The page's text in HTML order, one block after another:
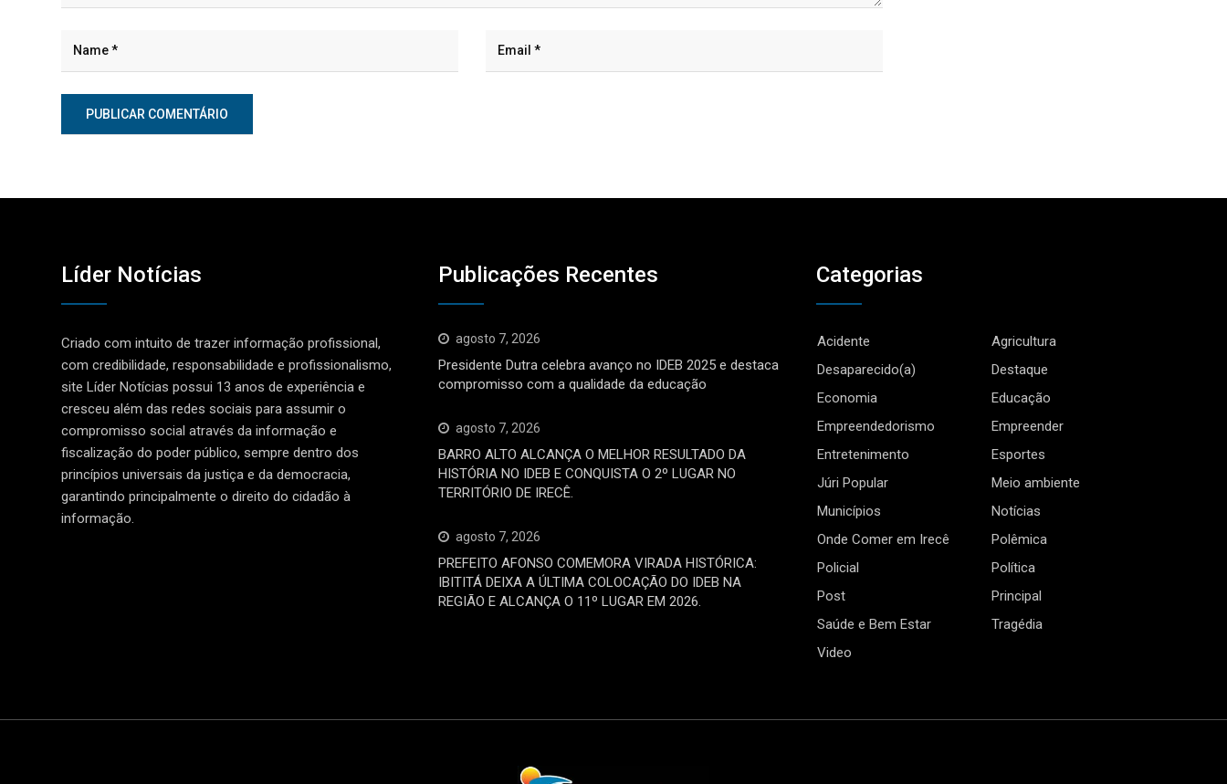
Líder Notícias
Criado com intuito de trazer informação profissional,
com credibilidade, responsabilidade e profissionalismo,
site Líder Notícias possui 13 anos de experiência e
cresceu além das redes sociais para assumir o
compromisso social através da informação e
fiscalização do poder público, sempre dentro dos
princípios universais da justiça e da democracia,
garantindo principalmente o direito do cidadão à
informação.
Publicações Recentes
agosto 7, 2026
Presidente Dutra celebra avanço no IDEB 2025 e destaca
compromisso com a qualidade da educação
agosto 7, 2026
BARRO ALTO ALCANÇA O MELHOR RESULTADO DA
HISTÓRIA NO IDEB E CONQUISTA O 2º LUGAR NO
TERRITÓRIO DE IRECÊ.
agosto 7, 2026
PREFEITO AFONSO COMEMORA VIRADA HISTÓRICA:
IBITITÁ DEIXA A ÚLTIMA COLOCAÇÃO DO IDEB NA
REGIÃO E ALCANÇA O 11º LUGAR EM 2026.
Categorias
Acidente
Agricultura
Desaparecido(a)
Destaque
Economia
Educação
Empreendedorismo
Empreender
Entretenimento
Esportes
Júri Popular
Meio ambiente
Municípios
Notícias
Onde Comer em Irecê
Polêmica
Policial
Política
Post
Principal
Saúde e Bem Estar
Tragédia
Video